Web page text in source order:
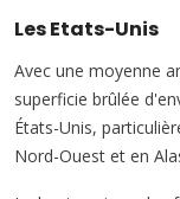
Les Etats-Unis
Avec une moyenne
superficie brûlée
États-Unis,
Nord-Ouest et en